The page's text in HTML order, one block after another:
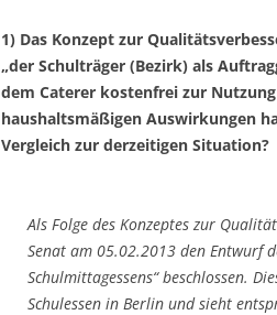
1) Das Konzept zur
„der Schulträger (Bezirk) als
dem Caterer kostenfrei zur
haushaltsmäßigen Auswirkungen
Vergleich zur derzeitigen Situation?
Als Folge des Konzeptes zur
Senat am 05.02.2013 den Entwurf
Schulmittagessens“ beschlossen.
Schulessen in Berlin und sieht